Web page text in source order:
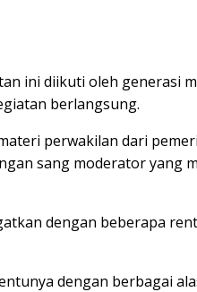
ini diikuti oleh generasi
berlangsung.
perwakilan dari
sang moderator yang
dengan beberapa
dengan berbagai